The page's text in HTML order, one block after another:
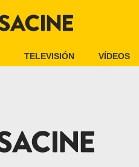
TELEVISIÓN VÍDEOS